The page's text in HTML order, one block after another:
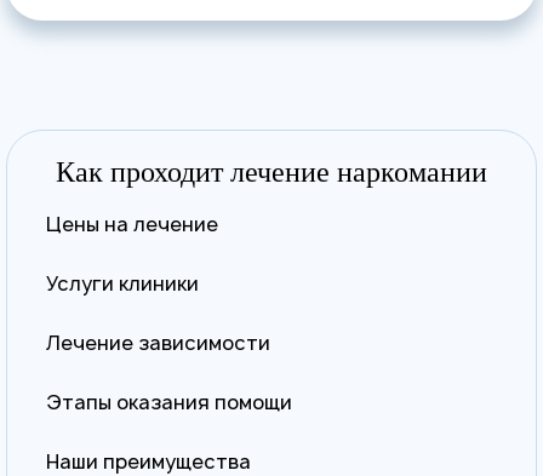
Как проходит лечение наркомании
Цены на лечение
Услуги клиники
Лечение зависимости
Этапы оказания помощи
Наши преимущества